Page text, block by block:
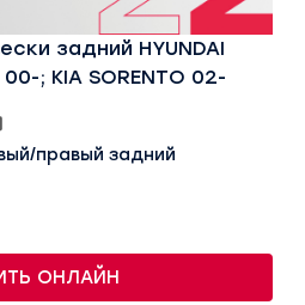
задний HYUNDAI
00-; KIA SORENTO 02-
правый задний
ОНЛАЙН